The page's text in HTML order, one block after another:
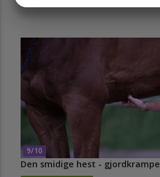
9/10
Den smidige hest - gjordkrampe